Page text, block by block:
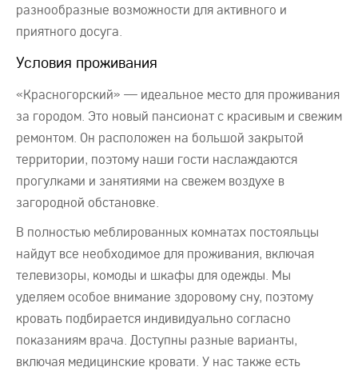
разнообразные возможности для активного и
приятного досуга.
Условия проживания
«Красногорский» — идеальное место для проживания
за городом. Это новый пансионат с красивым и свежим
ремонтом. Он расположен на большой закрытой
территории, поэтому наши гости наслаждаются
прогулками и занятиями на свежем воздухе в
загородной обстановке.
В полностью меблированных комнатах постояльцы
найдут все необходимое для проживания, включая
телевизоры, комоды и шкафы для одежды. Мы
уделяем особое внимание здоровому сну, поэтому
кровать подбирается индивидуально согласно
показаниям врача. Доступны разные варианты,
включая медицинские кровати. У нас также есть